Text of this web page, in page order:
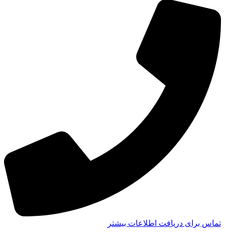
تماس برای دریافت اطلاعات بیشتر